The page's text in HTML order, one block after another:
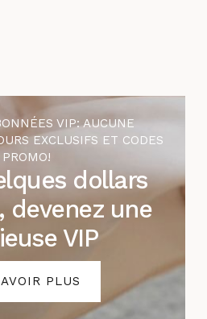
VIP: AUCUNE
EXCLUSIFS ET CODES
PROMO!
dollars
devenez une
VIP
PLUS